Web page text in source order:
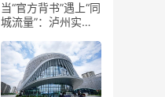
当“官方背书”遇上“同
城流量”：泸州实体
天富贵？